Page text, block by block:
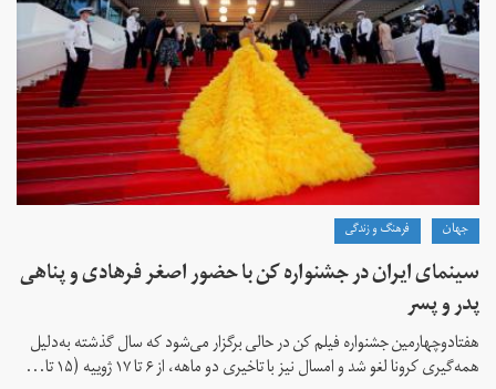
جهان فرهنگ و زندگی
سینمای ایران در جشنواره کن با حضور اصغر فرهادی و پناهی
پدر و پسر
هفتادوچهارمین جشنواره فیلم کن در حالی برگزار می‌شود که سال گذشته به‌دلیل
همه‌گیری کرونا لغو شد و امسال نیز با تاخیری دو ماهه، از ۶ تا ۱۷ ژوییه (۱۵ تا...